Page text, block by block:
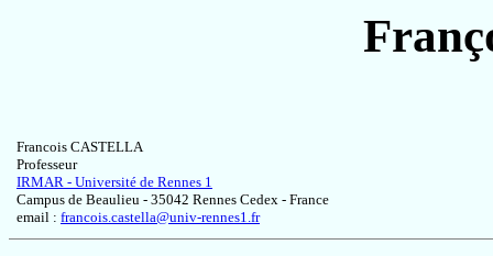
Francois CASTELLA
Professeur
IRMAR - Université de Rennes 1
Campus de Beaulieu - 35042 Rennes Cedex - France
email : francois.castella@univ-rennes1.fr